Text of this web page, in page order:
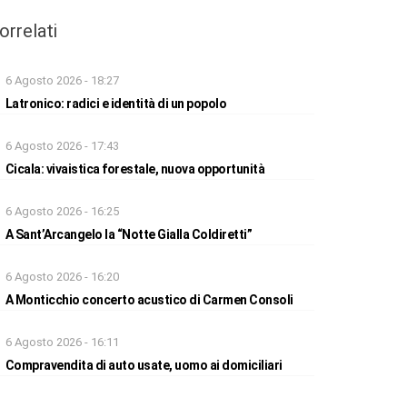
6 Agosto 2026 - 18:27
Latronico: radici e identità di un popolo
6 Agosto 2026 - 17:43
Cicala: vivaistica forestale, nuova opportunità
6 Agosto 2026 - 16:25
A Sant’Arcangelo la “Notte Gialla Coldiretti”
6 Agosto 2026 - 16:20
A Monticchio concerto acustico di Carmen Consoli
6 Agosto 2026 - 16:11
Compravendita di auto usate, uomo ai domiciliari